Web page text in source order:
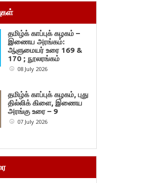
தமிழ்க் காப்புக் கழகம் –
இணைய அரங்கம்:
ஆளுமையர் உரை 169 &
170 ; நூலரங்கம்
08 July 2026
தமிழ்க் காப்புக் கழகம், புது
தில்லிக் கிளை, இணைய
அரங்கு உரை – 9
07 July 2026